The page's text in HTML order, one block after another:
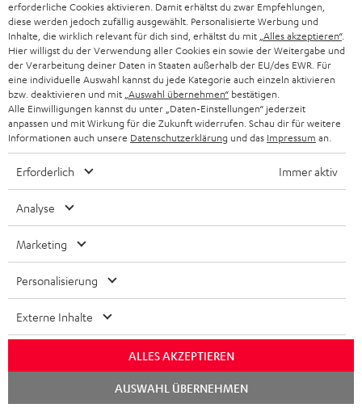
2 × Stand-Lautsprecher DEF 3 F – Weiß / Schwarz
2 × Satelliten-Lautsprecher DEF 3S FCR – Weiß / Schwarz
4 × Gummifüße für DEF 3 S (Set) (ET)
2 × Satelliten Spikes AC 8544 BA – Titan
4 × Satelliten Spike – Titan
1 × Center-Lautsprecher DEF 3 C – Weiß / Schwarz
1 × T 10 Subwoofer – Schwarz
1 × DENON AVC-X3800H – Schwarz
X3800H – Schwarz
1 × 30 m Lautsprecherkabel C4530S – Weiß
1 × 2,5 m Subwoofer-Kabel C3525W – Schwarz
Downloads und Service
erforderliche Cookies aktivieren. Damit erhältst du zwar Empfehlungen,
diese werden jedoch zufällig ausgewählt. Personalisierte Werbung und
Inhalte, die wirklich relevant für dich sind, erhältst du mit „Alles akzeptieren“.
Hier willigst du der Verwendung aller Cookies ein sowie der Weitergabe und
der Verarbeitung deiner Daten in Staaten außerhalb der EU/des EWR. Für
eine individuelle Auswahl kannst du jede Kategorie auch einzeln aktivieren
bzw. deaktivieren und mit „Auswahl übernehmen“ bestätigen.
Alle Einwilligungen kannst du unter „Daten-Einstellungen“ jederzeit
anpassen und mit Wirkung für die Zukunft widerrufen. Schau dir für weitere
Informationen auch unsere Datenschutzerklärung und das Impressum an.
Erforderlich Immer aktiv
Analyse
Marketing
Personalisierung
Externe Inhalte
ALLES AKZEPTIEREN
AUSWAHL ÜBERNEHMEN